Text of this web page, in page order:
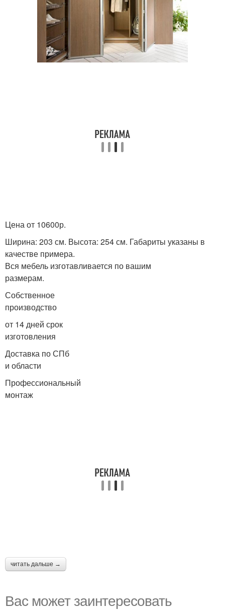
Складные двери
Шкаф с зеркальными
дверями
Цена от 10600р.
Ширина: 203 см. Высота: 254 см. Габариты указаны в
качестве примера.
Вся мебель изготавливается по вашим
размерам.
Собственное
производство
от 14 дней срок
изготовления
Доставка по СПб
и области
Профессиональный
монтаж
читать дальше →
Вас может заинтересовать